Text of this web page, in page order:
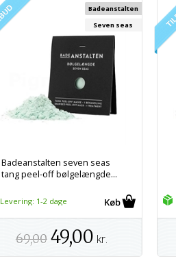
Badeanstalten seven seas
tang peel-off bølgelængde...
Badeanstalten
Seven seas
Levering: 1-2 dage
69,00 49,00 kr.